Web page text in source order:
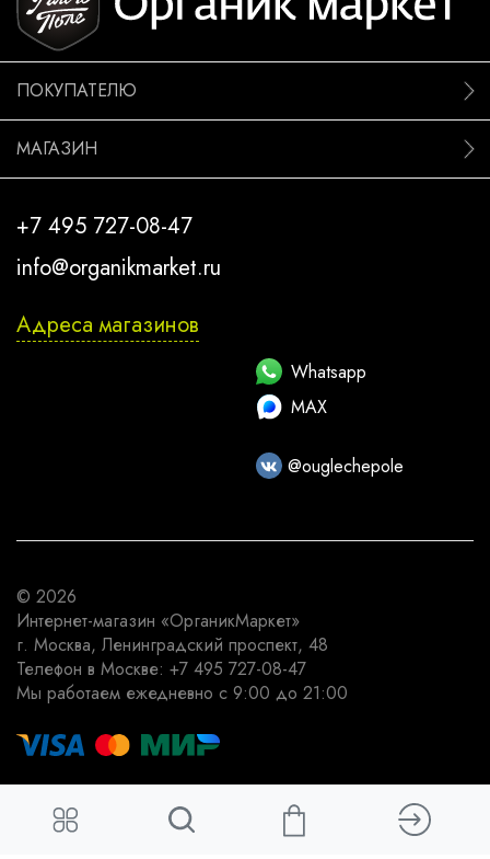
ПОКУПАТЕЛЮ
МАГАЗИН
+7 495 727-08-47
info@organikmarket.ru
Адреса магазинов
Whatsapp
MAX
@ouglechepole
© 2026
Интернет-магазин «ОрганикМаркет»
г. Москва, Ленинградский проспект, 48
Телефон в Москве: +7 495 727-08-47
Мы работаем ежедневно с 9:00 до 21:00